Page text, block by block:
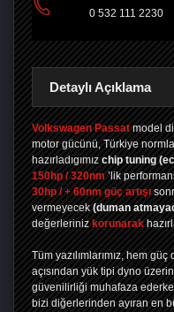
0 532 111 2230
Detaylı Açıklama
Volkswagen Passat model
motor gücünü, Türkiye
hazırladıgımız chip tuning
150hp / 320nm ’lik
30hp / + 60nm güç artışı
vermeyecek (duman
değerleriniz korunarak
Tüm yazılımlarımız, hem güç
açısından yük tipi dyno
güvenilirliği muhafaza
bizi diğerlerinden ayıran en